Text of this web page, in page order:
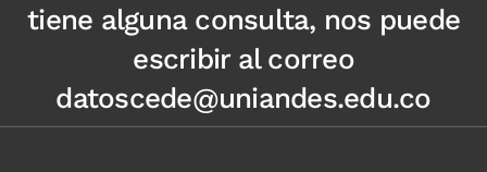
tiene alguna consulta, nos puede
escribir al correo
datoscede@uniandes.edu.co